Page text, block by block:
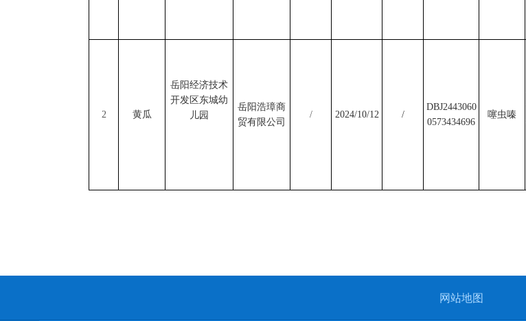
2 黄瓜
岳阳经济技术
开发区东城幼
儿园
岳阳浩璋商
贸有限公司
/ 2024/10/12 /
DBJ2443060
0573434696
噻虫嗪
网站地图